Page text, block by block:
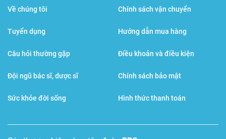
Nhà sản xuất
Olympian Labs, Inc.
Về chúng tôi
Tuyển dụng
Câu hỏi thường gặp
Đội ngũ bác sĩ, dược sĩ
Sức khỏe đời sống
Chính sách vận chuyển
Hướng dẫn mua hàng
Điều khoản và điều kiện
Chính sách bảo mật
Hình thức thanh toán